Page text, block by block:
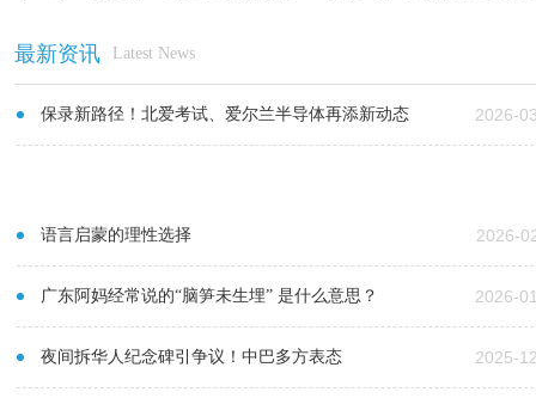
最新资讯 Latest News
保录新路径！北爱考试、爱尔兰半导体再添新动态 2026-
语言启蒙的理性选择 2026-
广东阿妈经常说的“脑笋未生埋” 是什么意思？ 2026-
夜间拆华人纪念碑引争议！中巴多方表态 2025-